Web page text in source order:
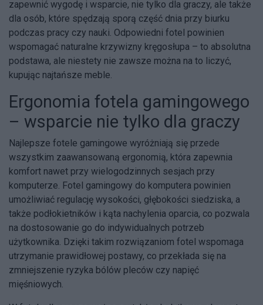
zapewnić wygodę i wsparcie, nie tylko dla graczy, ale także
dla osób, które spędzają sporą część dnia przy biurku
podczas pracy czy nauki. Odpowiedni fotel powinien
wspomagać naturalne krzywizny kręgosłupa – to absolutna
podstawa, ale niestety nie zawsze można na to liczyć,
kupując najtańsze meble.
Ergonomia fotela gamingowego
– wsparcie nie tylko dla graczy
Najlepsze fotele gamingowe wyróżniają się przede
wszystkim zaawansowaną ergonomią, która zapewnia
komfort nawet przy wielogodzinnych sesjach przy
komputerze. Fotel gamingowy do komputera powinien
umożliwiać regulację wysokości, głębokości siedziska, a
także podłokietników i kąta nachylenia oparcia, co pozwala
na dostosowanie go do indywidualnych potrzeb
użytkownika. Dzięki takim rozwiązaniom fotel wspomaga
utrzymanie prawidłowej postawy, co przekłada się na
zmniejszenie ryzyka bólów pleców czy napięć
mięśniowych.